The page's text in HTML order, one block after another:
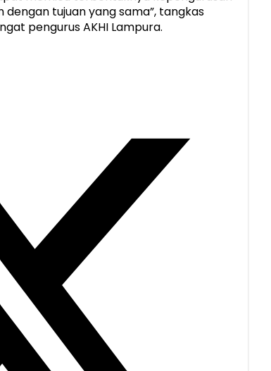
tujuan yang sama”, tangkas
pengurus AKHI Lampura.